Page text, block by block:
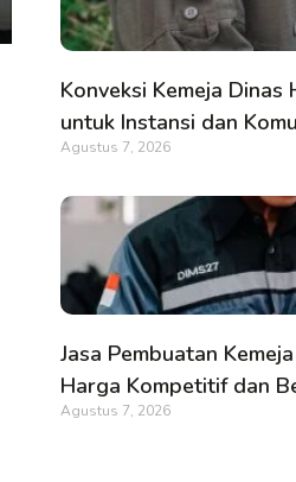
Konveksi Kemeja Dinas
untuk Instansi dan
Agustus 7, 2026
Jasa Pembuatan
Harga Kompetitif dan
Agustus 7, 2026